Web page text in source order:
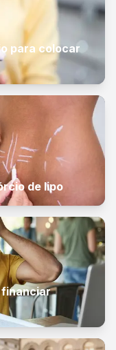
para colocar
de lipo
financiar